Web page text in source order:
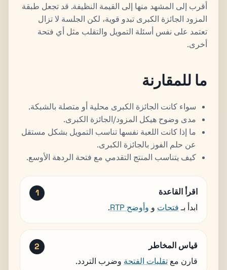
أقرب إلى المشهد منها إلى القيمة النظيفة. قد تجعل طبقة
المزود الجائزة الكبرى تبدو قوية، لكن الجلسة لا تزال
تعتمد على نفس أسئلة التمويل والتقلب مثل أي فتحة
أخرى.
ما للمقارنة
سواء كانت الجائزة الكبرى محلية أو متصلة بالشبكة.
مدى وضوح هيكل المزود/الجائزة الكبرى.
ما إذا كانت اللعبة نفسها تناسب التمويل بشكل مستقل
عن حلم الفوز بالجائزة الكبرى.
كيف يتناسب المنتج التقدمي مع فتحة الردهة الأوسع.
اقرأ القاعدة
ابدأ بـفتحات و وأوضح RTP .
قياس المخاطر
قارن مع تقلبات الفتحة وضرب التردد.